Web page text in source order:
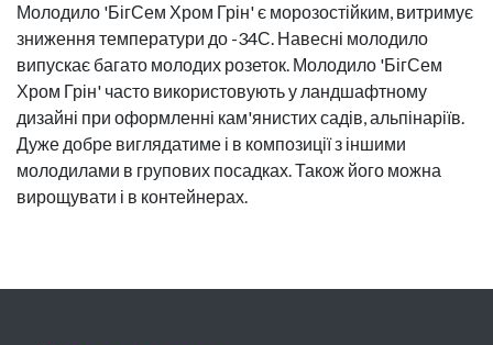
Молодило 'БігСем Хром Грін' є морозостійким, витримує
зниження температури до -34С. Навесні молодило
випускає багато молодих розеток. Молодило 'БігСем
Хром Грін' часто використовують у ландшафтному
дизайні при оформленні кам'янистих садів, альпінаріїв.
Дуже добре виглядатиме і в композиції з іншими
молодилами в групових посадках. Також його можна
вирощувати і в контейнерах.